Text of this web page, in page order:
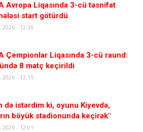
Avropa Liqasında 3-cü təsnifat
start götürdü
2026 - 12:36
Çempionlar Liqasında 3-cü raund:
8 matç keçirildi
2026 - 12:15
də istərdim ki, oyunu Kiyevdə,
böyük stadionunda keçirək"
2026 - 12:01